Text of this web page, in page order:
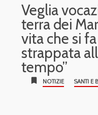
Veglia
terra dei
vita che si
strappata
tempo”
bookmark NOTIZIE SANTI E